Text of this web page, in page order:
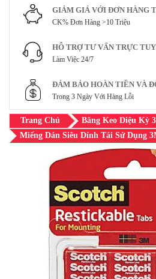
GIẢM GIÁ VỚI ĐƠN HÀNG
CK% Đơn Hàng >10 Triệu
HỖ TRỢ TƯ VẤN TRỰC
Làm Việc 24/7
ĐẢM BẢO HOÀN TIỀN VÀ
Trong 3 Ngày Với Hàng Lỗi
Trang Chủ
Băng Keo Diệu Kỳ
Miếng Dán Siêu Dính Tái Sử Dụng